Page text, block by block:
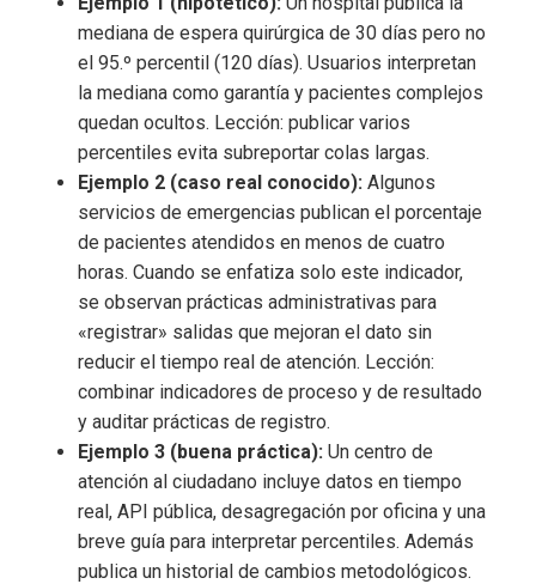
mediana de espera quirúrgica de 30 días pero no
el 95.º percentil (120 días). Usuarios interpretan
la mediana como garantía y pacientes complejos
quedan ocultos. Lección: publicar varios
percentiles evita subreportar colas largas.
Ejemplo 2 (caso real conocido): Algunos
servicios de emergencias publican el porcentaje
de pacientes atendidos en menos de cuatro
horas. Cuando se enfatiza solo este indicador,
se observan prácticas administrativas para
«registrar» salidas que mejoran el dato sin
reducir el tiempo real de atención. Lección:
combinar indicadores de proceso y de resultado
y auditar prácticas de registro.
Ejemplo 3 (buena práctica): Un centro de
atención al ciudadano incluye datos en tiempo
real, API pública, desagregación por oficina y una
breve guía para interpretar percentiles. Además
publica un historial de cambios metodológicos.